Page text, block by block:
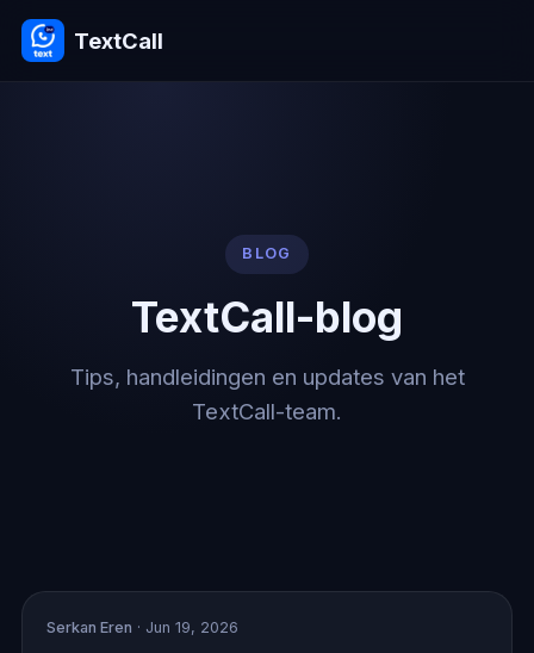
TextCall
BLOG
TextCall-blog
Tips, handleidingen en updates van het
TextCall-team.
Serkan Eren · Jun 19, 2026